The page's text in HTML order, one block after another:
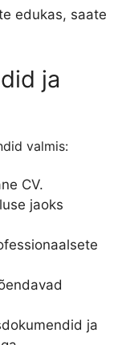
edukas, saate
ja
valmis:
CV.
jaoks
ja